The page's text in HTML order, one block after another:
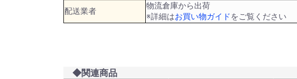
配送業者
物流倉庫から出荷
※詳細はお買い物ガイド をご覧ください
◆関連商品